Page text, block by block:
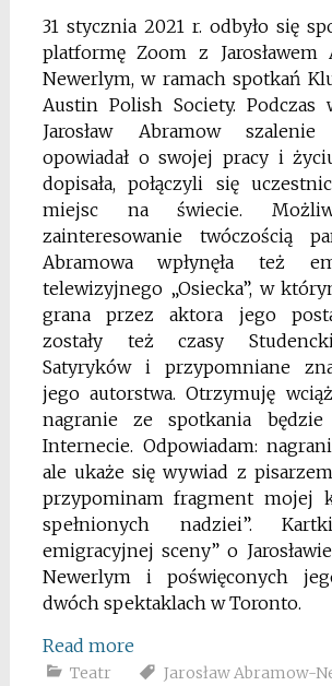
31 stycznia 2021 r. odbyło się
platformę Zoom z Jarosławem
Newerlym, w ramach spotkań
Austin Polish Society. Podczas
Jarosław Abramow szalenie
opowiadał o swojej pracy i
dopisała, połączyli się
miejsc na świecie.
zainteresowanie twóczością
Abramowa wpłynęła też
telewizyjnego „Osiecka”, w
grana przez aktora jego
zostały też czasy
Satyryków i przypomniane
jego autorstwa. Otrzymuję
nagranie ze spotkania
Internecie. Odpowiadam:
ale ukaże się wywiad z
przypominam fragment mojej
spełnionych nadziei”.
emigracyjnej sceny” o
Newerlym i poświęconych
dwóch spektaklach w Toronto.
Read more
Teatr Jarosław Abramow-